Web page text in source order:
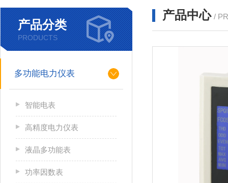
产品分类
PRODUCTS
多功能电力仪表
智能电表
高精度电力仪表
液晶多功能表
功率因数表
产品中心 /